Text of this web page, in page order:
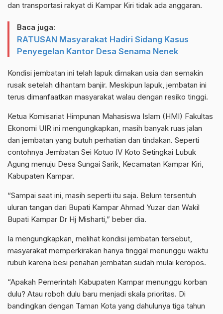
dan transportasi rakyat di Kampar Kiri tidak ada anggaran.
Baca juga:
RATUSAN Masyarakat Hadiri Sidang Kasus
Penyegelan Kantor Desa Senama Nenek
Kondisi jembatan ini telah lapuk dimakan usia dan semakin
rusak setelah dihantam banjir. Meskipun lapuk, jembatan ini
terus dimanfaatkan masyarakat walau dengan resiko tinggi.
Ketua Komisariat Himpunan Mahasiswa Islam (HMI) Fakultas
Ekonomi UIR ini mengungkapkan, masih banyak ruas jalan
dan jembatan yang butuh perhatian dan tindakan. Seperti
contohnya Jembatan Sei Kotuo IV Koto Setingkai Lubuk
Agung menuju Desa Sungai Sarik, Kecamatan Kampar Kiri,
Kabupaten Kampar.
“Sampai saat ini, masih seperti itu saja. Belum tersentuh
uluran tangan dari Bupati Kampar Ahmad Yuzar dan Wakil
Bupati Kampar Dr Hj Misharti,” beber dia.
Ia mengungkapkan, melihat kondisi jembatan tersebut,
masyarakat memperkirakan hanya tinggal menunggu waktu
rubuh karena besi penahan jembatan sudah mulai keropos.
“Apakah Pemerintah Kabupaten Kampar menunggu korban
dulu? Atau roboh dulu baru menjadi skala prioritas. Di
bandingkan dengan Taman Kota yang dahulunya tiga tahun